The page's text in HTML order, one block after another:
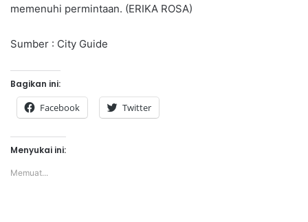
memenuhi permintaan. (ERIKA ROSA)
Sumber : City Guide
Bagikan ini:
Facebook Twitter
Menyukai ini:
Memuat...